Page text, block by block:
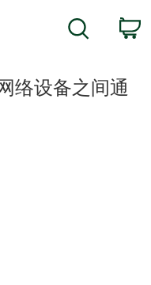
Search
络设备之间通